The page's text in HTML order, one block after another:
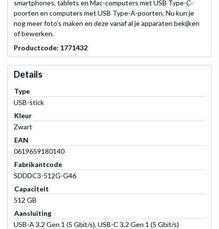
smartphones, tablets en Mac-computers met USB Type-C-
poorten en computers met USB Type-A-poorten. Nu kun je
nog meer foto’s maken en deze vanaf al je apparaten bekijken
of bewerken.
Productcode: 1771432
Details
Type
USB-stick
Kleur
Zwart
EAN
0619659180140
Fabrikantcode
SDDDC3-512G-G46
Capaciteit
512 GB
Aansluiting
USB-A 3.2 Gen 1 (5 Gbit/s), USB-C 3.2 Gen 1 (5 Gbit/s)